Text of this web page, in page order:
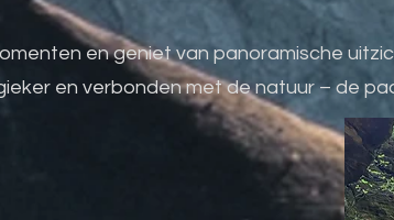
en geniet van panoramische
en verbonden met de natuur – de